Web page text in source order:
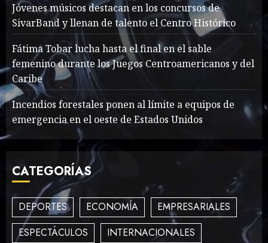
2
What’s Scarier Than the
Sex Talk? Its About Weight
MAYO 14, 2024 862
3
How To Write Award
Winning Blog Headlines
How Many of These Italian
Foods Have You Tried?
Jóvenes músicos destacan en los concursos de
SivarBand y llenan de talento el Centro Histórico
Fátima Tobar lucha hasta el final en el sable
femenino durante los Juegos Centroamericanos y del
Caribe
Incendios forestales ponen al límite a equipos de
emergencia en el oeste de Estados Unidos
CATEGORÍAS
DEPORTES ECONOMÍA
EMPRESARIALES
ESPECTÁCULOS
INTERNACIONALES